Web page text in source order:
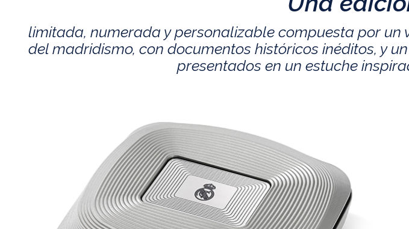
limitada, numerada y personalizable compuesta por
del madridismo, con documentos históricos inéditos, y
presentados en un estuche